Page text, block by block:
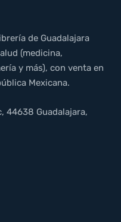
de Guadalajara
(medicina,
y más), con venta en
Mexicana.
44638 Guadalajara,